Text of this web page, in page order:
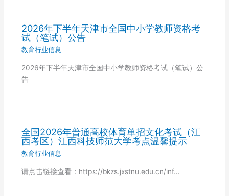
2026年下半年天津市全国中小学教师资格考
试（笔试）公告
教育行业信息
2026年下半年天津市全国中小学教师资格考试（笔试）公
告
全国2026年普通高校体育单招文化考试（江
西考区）江西科技师范大学考点温馨提示
教育行业信息
请点击链接查看：https://bkzs.jxstnu.edu.cn/inf…